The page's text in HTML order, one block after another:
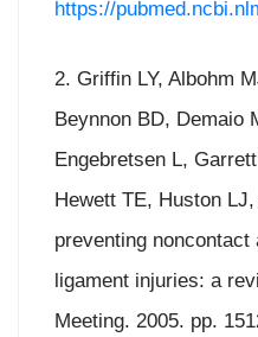
https://
2. Griffin LY, Albohm
Beynnon BD, Demaio
Engebretsen L,
Hewett TE, Huston
preventing
ligament injuries: a
Meeting. 2005. pp.